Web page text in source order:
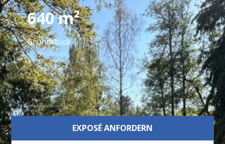
640m²
Grundstück
EXPOSÉ ANFORDERN